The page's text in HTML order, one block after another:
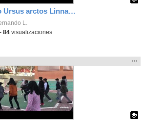
Oso pardo Ursus arctos Linnaeus, 1758
L.
-84 visualizaciones
en:
la
…